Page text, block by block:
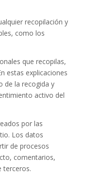
recopilación y
como los
que recopilas,
estas explicaciones
de la recogida y
activo del
por las
Los datos
de procesos
comentarios,
terceros.